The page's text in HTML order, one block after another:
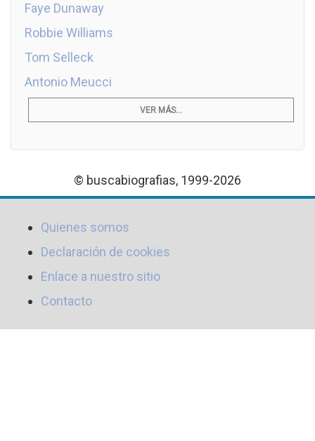
Faye Dunaway
Robbie Williams
Tom Selleck
Antonio Meucci
VER MÁS...
© buscabiografias, 1999-2026
Quienes somos
Declaración de cookies
Enlace a nuestro sitio
Contacto